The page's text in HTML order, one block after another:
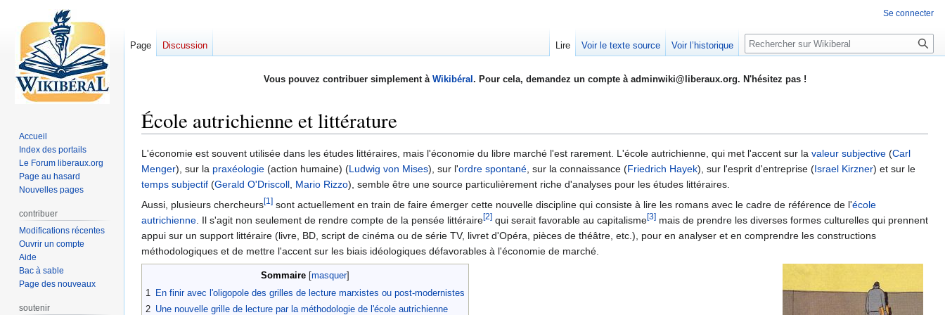
Vous pouvez contribuer simplement à Wikibéral . Pour cela, demandez un compte à adminwiki@liberaux.org. N'hésitez pas !
École autrichienne et littérature
Aller
à
la
navigation
Aller
à
la
recherche
L'économie est souvent utilisée dans les études littéraires, mais l'économie du libre marché l'est rarement. L'école autrichienne, qui met l'accent sur ​​la valeur subjective (Carl
Menger), sur la praxéologie (action humaine) (Ludwig von Mises), sur l'ordre spontané, sur la connaissance (Friedrich Hayek), sur l'esprit d'entreprise (Israel Kirzner) et sur le
temps subjectif (Gerald O'Driscoll, Mario Rizzo), semble être une source particulièrement riche d'analyses pour les études littéraires.
Aussi, plusieurs chercheurs[1] sont actuellement en train de faire émerger cette nouvelle discipline qui consiste à lire les romans avec le cadre de référence de l'école
autrichienne. Il s'agit non seulement de rendre compte de la pensée littéraire[2] qui serait favorable au capitalisme[3] mais de prendre les diverses formes culturelles qui prennent
appui sur un support littéraire (livre, BD, script de cinéma ou de série TV, livret d'Opéra, pièces de théâtre, etc.), pour en analyser et en comprendre les constructions
méthodologiques et de mettre l'accent sur les biais idéologiques défavorables à l'économie de marché.
Sommaire
1 En finir avec l'oligopole des grilles de lecture marxistes ou post-modernistes
2 Une nouvelle grille de lecture par la méthodologie de l'école autrichienne
Se connecter
Page Discussion Lire Voir le texte source Voir l’historique Rechercher
Accueil
Index des portails
Le Forum liberaux.org
Page au hasard
Nouvelles pages
contribuer
Modifications récentes
Ouvrir un compte
Aide
Bac à sable
Page des nouveaux
soutenir